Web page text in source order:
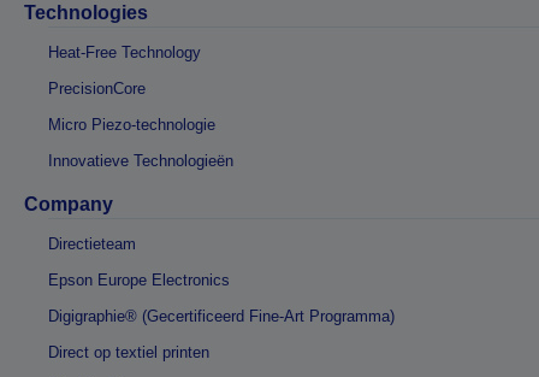
Technologies
Heat-Free Technology
PrecisionCore
Micro Piezo-technologie
Innovatieve Technologieën
Company
Directieteam
Epson Europe Electronics
Digigraphie® (Gecertificeerd Fine-Art Programma)
Direct op textiel printen